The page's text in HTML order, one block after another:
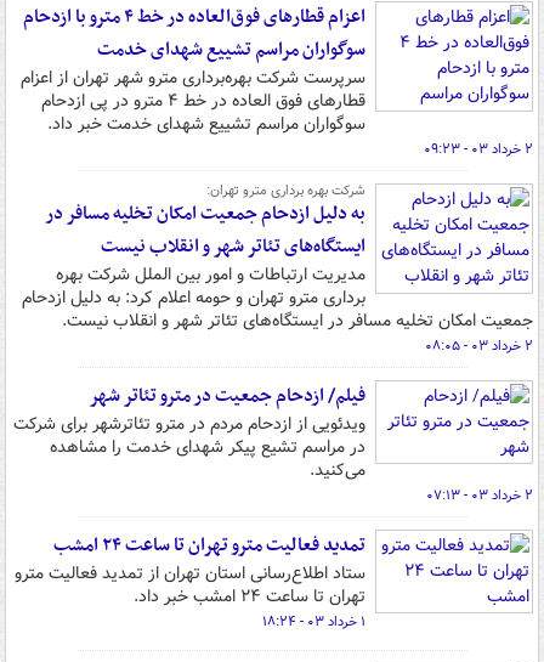
اعزام‌ قطارهای فوق‌العاده در خط ۴ مترو با ازدحام
سوگواران مراسم تشییع شهدای خدمت
سرپرست شرکت بهره‌برداری مترو شهر تهران از اعزام
قطارهای فوق العاده در خط ۴ مترو در پی ازدحام
سوگواران مراسم تشییع شهدای خدمت خبر داد.
۲ خرداد ۰۳ - ۰۹:۲۳
شرکت بهره برداری مترو تهران:
به دلیل ازدحام جمعیت امکان تخلیه مسافر در
ایستگاه‌های تئاتر شهر و انقلاب نیست
مدیریت ارتباطات و امور بین الملل شرکت بهره
برداری مترو تهران و حومه اعلام کرد: به دلیل ازدحام
جمعیت امکان تخلیه مسافر در ایستگاه‌های تئاتر شهر و انقلاب نیست.
۲ خرداد ۰۳ - ۰۸:۰۵
فیلم/ ازدحام جمعیت در مترو تئاتر شهر
ویدئویی از ازدحام مردم در مترو تئاترشهر برای شرکت
در مراسم تشیع پیکر شهدای خدمت را مشاهده
می‌کنید.
۲ خرداد ۰۳ - ۰۷:۱۳
تمدید فعالیت مترو تهران تا ساعت ۲۴ امشب
ستاد اطلاع‌رسانی استان تهران از تمدید فعالیت مترو
تهران تا ساعت ۲۴ امشب خبر داد.
۱ خرداد ۰۳ - ۱۸:۲۴